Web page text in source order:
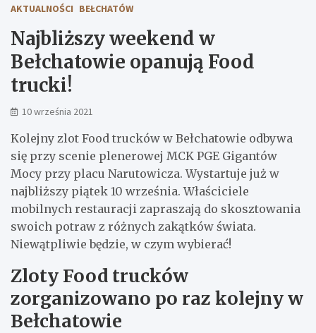
AKTUALNOŚCI BEŁCHATÓW
Najbliższy weekend w
Bełchatowie opanują Food
trucki!
10 września 2021
Kolejny zlot Food trucków w Bełchatowie odbywa
się przy scenie plenerowej MCK PGE Gigantów
Mocy przy placu Narutowicza. Wystartuje już w
najbliższy piątek 10 września. Właściciele
mobilnych restauracji zapraszają do skosztowania
swoich potraw z różnych zakątków świata.
Niewątpliwie będzie, w czym wybierać!
Zloty Food trucków
zorganizowano po raz kolejny w
Bełchatowie